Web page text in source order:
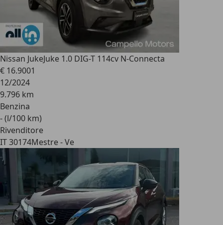
Nissan JukeJuke 1.0 DIG-T 114cv N-Connecta
€ 16.9001
12/2024
9.796 km
Benzina
- (l/100 km)
Rivenditore
IT 30174Mestre - Ve